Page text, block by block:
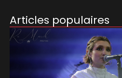
Articles populaires